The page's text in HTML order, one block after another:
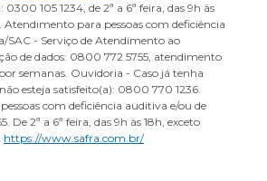
105 1234, de 2ª a 6ª feira, das 9h às
Atendimento para pessoas com deficiência
SAC - Serviço de Atendimento ao
de dados: 0800 772 5755, atendimento
semanas. Ouvidoria - Caso já tenha
esteja satisfeito(a): 0800 770 1236.
com deficiência auditiva e/ou de
De 2ª a 6ª feira, das 9h às 18h, exceto
https://www.safra.com.br/